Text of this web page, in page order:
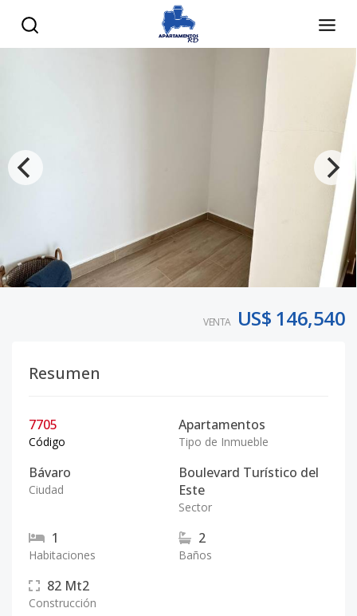
VENTA US$ 146,540
Resumen
7705
Código
Apartamentos
Tipo de Inmueble
Bávaro
Ciudad
Boulevard Turístico del
Este
Sector
1
Habitaciones
2
Baños
82 Mt2
Construcción